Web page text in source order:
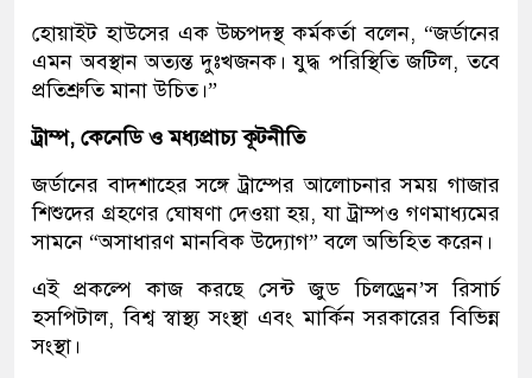
হোয়াইট হাউসের এক উচ্চপদস্থ কর্মকর্তা বলেন, “জর্ডানের
এমন অবস্থান অত্যন্ত দুঃখজনক। যুদ্ধ পরিস্থিতি জটিল, তবে
প্রতিশ্রুতি মানা উচিত।”
ট্রাম্প, কেনেডি ও মধ্যপ্রাচ্য কূটনীতি
জর্ডানের বাদশাহের সঙ্গে ট্রাম্পের আলোচনার সময় গাজার
শিশুদের গ্রহণের ঘোষণা দেওয়া হয়, যা ট্রাম্পও গণমাধ্যমের
সামনে “অসাধারণ মানবিক উদ্যোগ” বলে অভিহিত করেন।
এই প্রকল্পে কাজ করছে সেন্ট জুড চিলড্রেন’স রিসার্চ
হসপিটাল, বিশ্ব স্বাস্থ্য সংস্থা এবং মার্কিন সরকারের বিভিন্ন
সংস্থা।